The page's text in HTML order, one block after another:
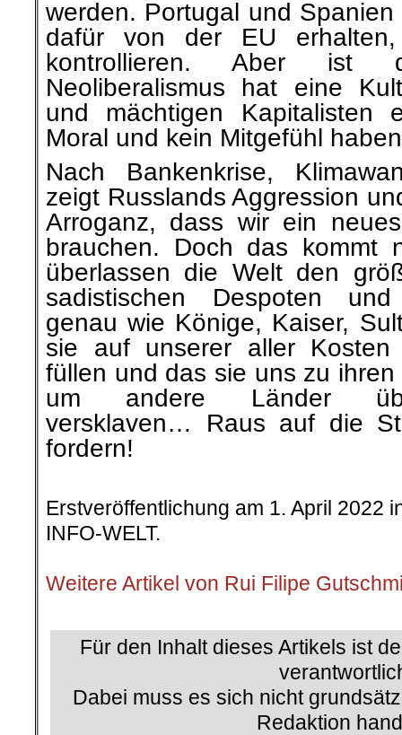
werden. Portugal und Spanien
dafür von der EU
kontrollieren. Aber ist
Neoliberalismus hat eine
und mächtigen Kapitalisten
Moral und kein Mitgefühl
Nach Bankenkrise,
zeigt Russlands Aggression
Arroganz, dass wir ein
brauchen. Doch das kommt
überlassen die Welt den
sadistischen Despoten
genau wie Könige, Kaiser,
sie auf unserer aller Kosten
füllen und das sie uns zu
um andere Länder
versklaven… Raus auf die
fordern!
Erstveröffentlichung am 1. April 2022
INFO-WELT.
Weitere Artikel von Rui Filipe
Für den Inhalt dieses Artikels ist
Dabei muss es sich nicht
Redaktion